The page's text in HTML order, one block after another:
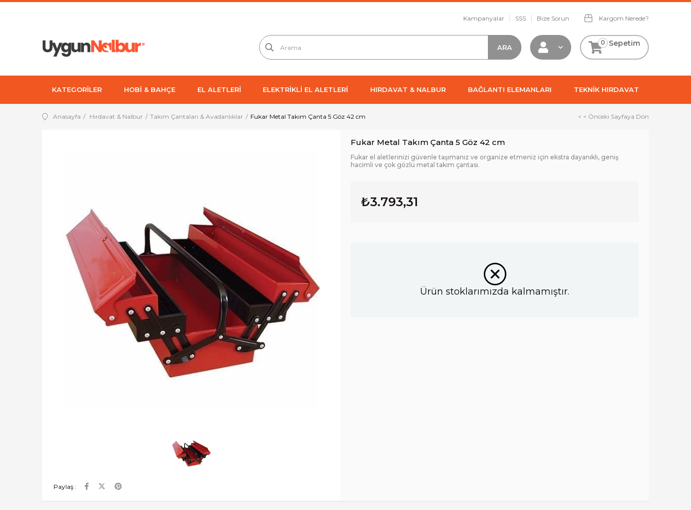
Kampanyalar SSS Bize Sorun Kargom Nerede?
Sepetim
0
KATEGORİLER HOBİ & BAHÇE EL ALETLERİ ELEKTRİKLİ EL ALETLERİ HIRDAVAT & NALBUR BAĞLANTI ELEMANLARI TEKNİK HIRDAVAT
Anasayfa Hırdavat & Nalbur Takım Çantaları & Avadanlıklar Fukar Metal Takım Çanta 5 Göz 42 cm < < Önceki Sayfaya Dön
Paylaş :
Fukar Metal Takım Çanta 5 Göz 42 cm
Fukar el aletlerinizi güvenle taşımanız ve organize etmeniz için ekstra dayanıklı, geniş
hacimli ve çok gözlü metal takım çantası.
₺3.793,31
Ürün stoklarımızda kalmamıştır.